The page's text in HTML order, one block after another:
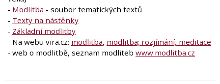
- Modlitba - soubor tematických textů
- Texty na nástěnky
- Základní modlitby
- Na webu vira.cz: modlitba, modlitba; rozjímání, meditace
- web o modlitbě, seznam modliteb www.modlitba.cz